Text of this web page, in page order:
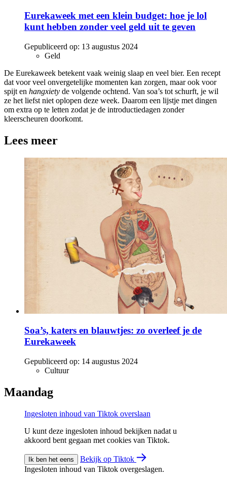
Eurekaweek met een klein budget: hoe je lol
kunt hebben zonder veel geld uit te geven
Gepubliceerd op: 13 augustus 2024
Geld
De Eurekaweek betekent vaak weinig slaap en veel bier. Een recept
dat voor veel onvergetelijke momenten kan zorgen, maar ook voor
spijt en hangxiety de volgende ochtend. Van soa’s tot schurft, je wil
ze het liefst niet oplopen deze week. Daarom een lijstje met dingen
om extra op te letten zodat je de introductiedagen zonder
kleerscheuren doorkomt.
Lees meer
Soa’s, katers en blauwtjes: zo overleef je de
Eurekaweek
Gepubliceerd op: 14 augustus 2024
Cultuur
Maandag
Ingesloten inhoud van Tiktok overslaan
U kunt deze ingesloten inhoud bekijken nadat u
akkoord bent gegaan met cookies van Tiktok.
Ik ben het eens
Bekijk op Tiktok
Ingesloten inhoud van Tiktok overgeslagen.